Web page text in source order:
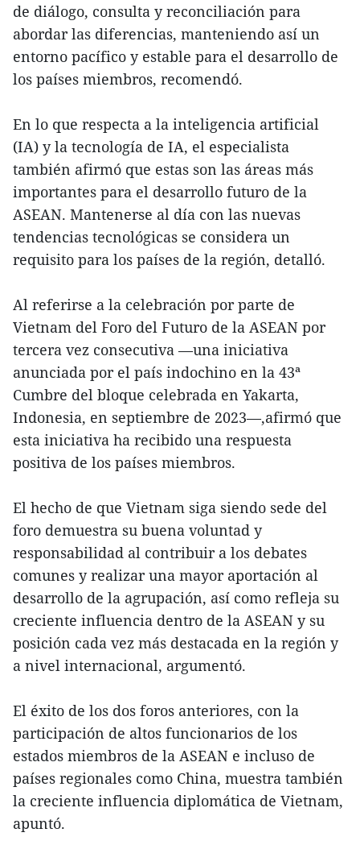
de diálogo, consulta y reconciliación para
abordar las diferencias, manteniendo así un
entorno pacífico y estable para el desarrollo de
los países miembros, recomendó.
En lo que respecta a la inteligencia artificial
(IA) y la tecnología de IA, el especialista
también afirmó que estas son las áreas más
importantes para el desarrollo futuro de la
ASEAN. Mantenerse al día con las nuevas
tendencias tecnológicas se considera un
requisito para los países de la región, detalló.
Al referirse a la celebración por parte de
Vietnam del Foro del Futuro de la ASEAN por
tercera vez consecutiva —una iniciativa
anunciada por el país indochino en la 43ª
Cumbre del bloque celebrada en Yakarta,
Indonesia, en septiembre de 2023—,afirmó que
esta iniciativa ha recibido una respuesta
positiva de los países miembros.
El hecho de que Vietnam siga siendo sede del
foro demuestra su buena voluntad y
responsabilidad al contribuir a los debates
comunes y realizar una mayor aportación al
desarrollo de la agrupación, así como refleja su
creciente influencia dentro de la ASEAN y su
posición cada vez más destacada en la región y
a nivel internacional, argumentó.
El éxito de los dos foros anteriores, con la
participación de altos funcionarios de los
estados miembros de la ASEAN e incluso de
países regionales como China, muestra también
la creciente influencia diplomática de Vietnam,
apuntó.